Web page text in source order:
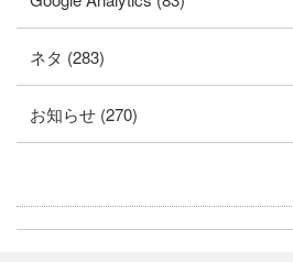
ネタ (283)
お知らせ (270)